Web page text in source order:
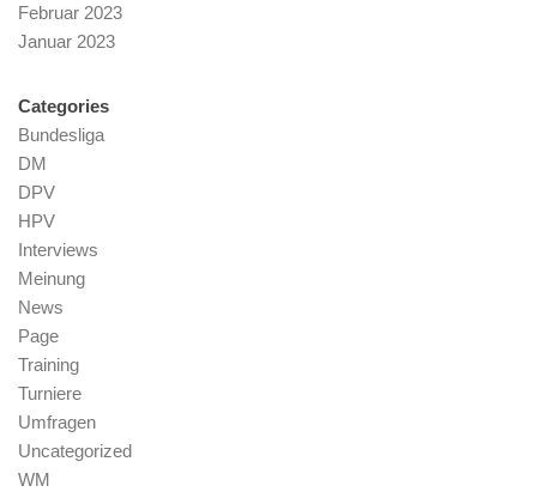
Februar 2023
Januar 2023
Categories
Bundesliga
DM
DPV
HPV
Interviews
Meinung
News
Page
Training
Turniere
Umfragen
Uncategorized
WM